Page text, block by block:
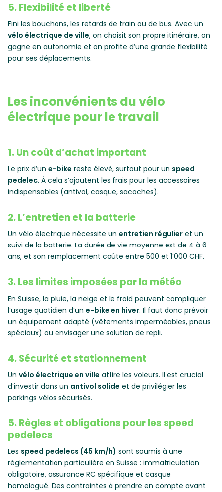
5. Flexibilité et liberté
Fini les bouchons, les retards de train ou de bus. Avec un
vélo électrique de ville, on choisit son propre itinéraire, on
gagne en autonomie et on profite d’une grande flexibilité
pour ses déplacements.
Les inconvénients du vélo
électrique pour le travail
1. Un coût d’achat important
Le prix d’un e-bike reste élevé, surtout pour un speed
pedelec. À cela s’ajoutent les frais pour les accessoires
indispensables (antivol, casque, sacoches).
2. L’entretien et la batterie
Un vélo électrique nécessite un entretien régulier et un
suivi de la batterie. La durée de vie moyenne est de 4 à 6
ans, et son remplacement coûte entre 500 et 1’000 CHF.
3. Les limites imposées par la météo
En Suisse, la pluie, la neige et le froid peuvent compliquer
l’usage quotidien d’un e-bike en hiver. Il faut donc prévoir
un équipement adapté (vêtements imperméables, pneus
spéciaux) ou envisager une solution de repli.
4. Sécurité et stationnement
Un vélo électrique en ville attire les voleurs. Il est crucial
d’investir dans un antivol solide et de privilégier les
parkings vélos sécurisés.
5. Règles et obligations pour les speed
pedelecs
Les speed pedelecs (45 km/h) sont soumis à une
réglementation particulière en Suisse : immatriculation
obligatoire, assurance RC spécifique et casque
homologué. Des contraintes à prendre en compte avant